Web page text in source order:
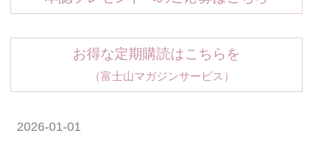
お得な定期購読はこちらを
（富士山マガジンサービス）
2026-01-01